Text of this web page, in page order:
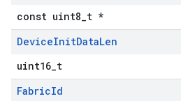
const uint8_t *
DeviceInitDataLen
uint16_t
FabricId